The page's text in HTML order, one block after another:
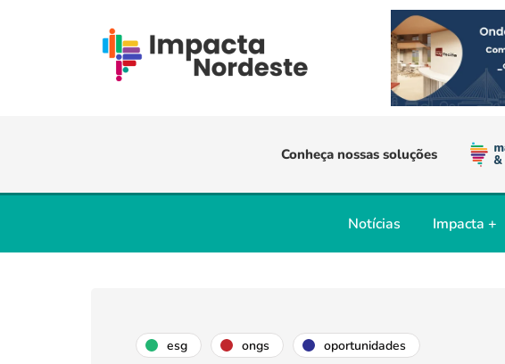
Conheça nossas soluções
Notícias Impacta +
esg ongs oportunidades